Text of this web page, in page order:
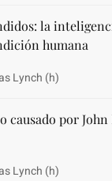
la
humana
Lynch (h)
causado por
Lynch (h)